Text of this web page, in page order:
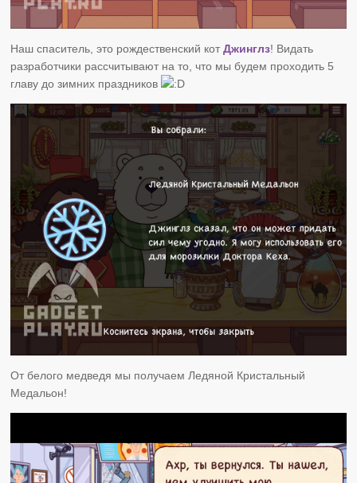
Наш спаситель, это рождественский котДжинглз! Видать
разработчики рассчитывают на то, что мы будем проходить 5
главу до зимних праздников
От белого медведя мы получаем Ледяной Кристальный
Медальон!